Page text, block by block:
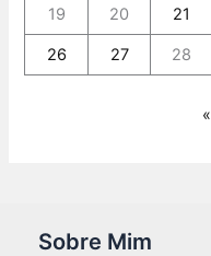
19 20 21
26 27 28
Sobre Mim